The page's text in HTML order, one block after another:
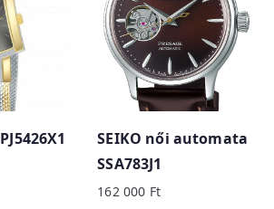
SEIKO női automata
SSA783J1
162 000 Ft